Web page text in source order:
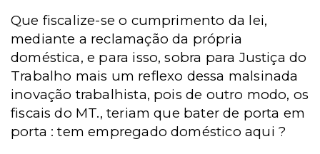
Que fiscalize-se o cumprimento da lei,
mediante a reclamação da própria
doméstica, e para isso, sobra para Justiça do
Trabalho mais um reflexo dessa malsinada
inovação trabalhista, pois de outro modo, os
fiscais do MT., teriam que bater de porta em
porta : tem empregado doméstico aqui ?